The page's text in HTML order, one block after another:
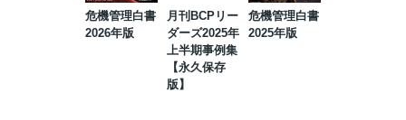
危機管理白書
2026年版
月刊BCPリー
ダーズ2025年
上半期事例集
【永久保存
版】
危機管理白書
2025年版